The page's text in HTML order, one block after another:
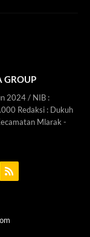
GROUP
2024 / NIB :
Redaksi : Dukuh
Mlarak -